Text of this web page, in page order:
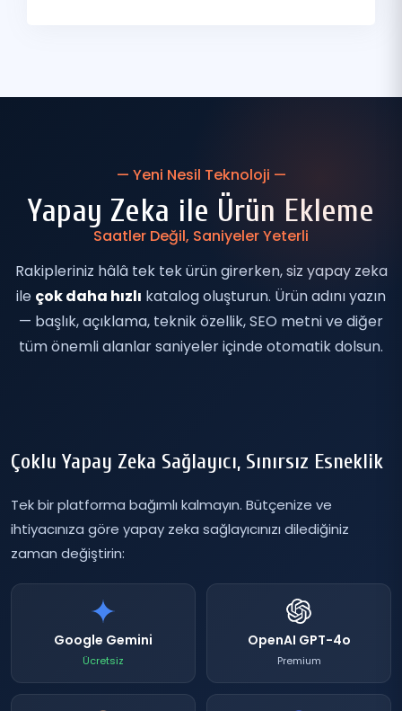
— Yeni Nesil Teknoloji —
Yapay Zeka ile Ürün Ekleme
Saatler Değil, Saniyeler Yeterli
Rakipleriniz hâlâ tek tek ürün girerken, siz yapay zeka
ile çok daha hızlı katalog oluşturun. Ürün adını yazın
— başlık, açıklama, teknik özellik, SEO metni ve diğer
tüm önemli alanlar saniyeler içinde otomatik dolsun.
Çoklu Yapay Zeka Sağlayıcı, Sınırsız Esneklik
Tek bir platforma bağımlı kalmayın. Bütçenize ve
ihtiyacınıza göre yapay zeka sağlayıcınızı dilediğiniz
zaman değiştirin:
Google Gemini
Ücretsiz
OpenAI GPT-4o
Premium